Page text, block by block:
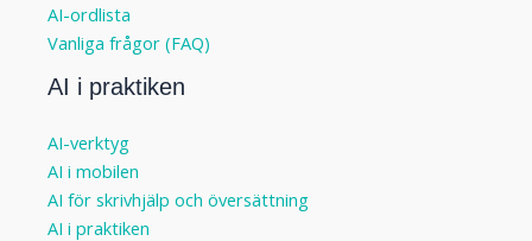
AI-ordlista
Vanliga frågor (FAQ)
AI i praktiken
AI-verktyg
AI i mobilen
AI för skrivhjälp och översättning
AI i praktiken